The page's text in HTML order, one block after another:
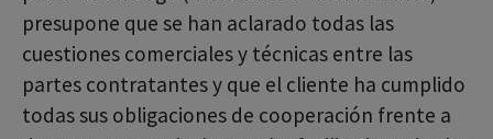
presupone que se han aclarado todas las
cuestiones comerciales y técnicas entre las
partes contratantes y que el cliente ha cumplido
todas sus obligaciones de cooperación frente a